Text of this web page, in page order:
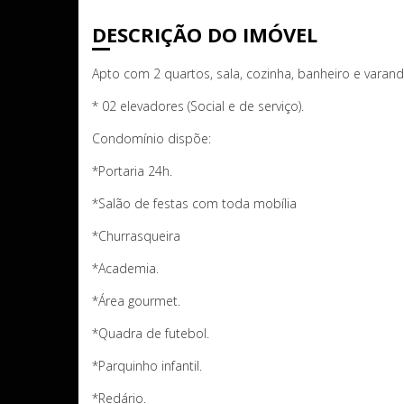
DESCRIÇÃO DO IMÓVEL
Apto com 2 quartos, sala, cozinha, banheiro e
* 02 elevadores (Social e de serviço).
Condomínio dispõe:
*Portaria 24h.
*Salão de festas com toda mobília
*Churrasqueira
*Academia.
*Área gourmet.
*Quadra de futebol.
*Parquinho infantil.
*Redário.